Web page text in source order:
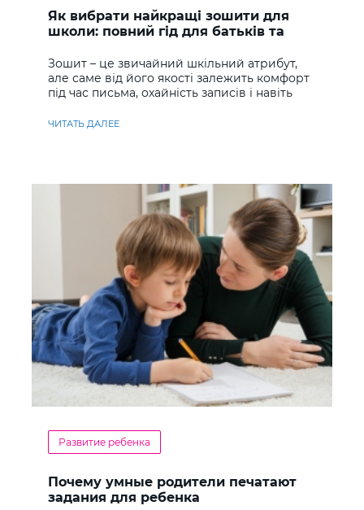
Як вибрати найкращі зошити для
школи: повний гід для батьків та
Зошит – це звичайний шкільний атрибут,
але саме від його якості залежить комфорт
під час письма, охайність записів і навіть
ЧИТАТЬ ДАЛЕЕ
Развитие ребенка
Почему умные родители печатают
задания для ребенка